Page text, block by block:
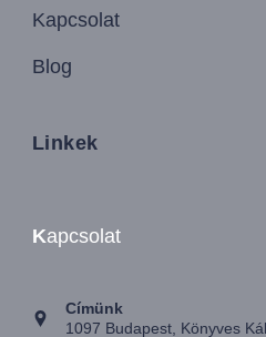
Kapcsolat
Blog
Linkek
Kapcsolat
Címünk
1097 Budapest, Könyves